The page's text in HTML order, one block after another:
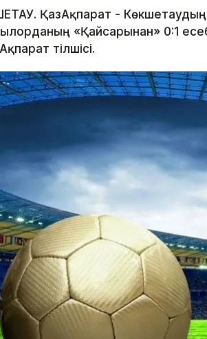
ҚазАқпарат -
«Қайсарынан» 0:1
тілшісі.